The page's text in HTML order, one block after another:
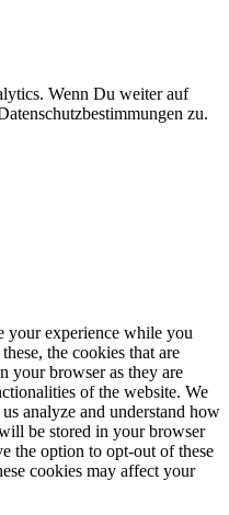
Wenn Du weiter auf
zu.
your experience while you
the cookies that are
your browser as they are
of the website. We
analyze and understand how
be stored in your browser
the option to opt-out of these
cookies may affect your